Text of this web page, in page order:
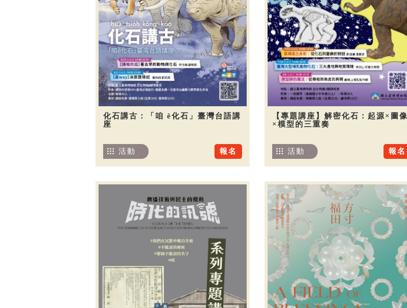
化石講古：「咱 ê化石」臺灣台語講
座
報名
活動
【專題講座】解密化石：起源×圖像
×模型的三重奏
報名
活動